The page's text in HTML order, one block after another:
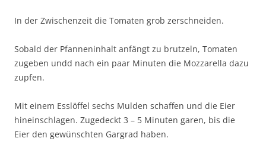
In der Zwischenzeit die Tomaten grob zerschneiden.
Sobald der Pfanneninhalt anfängt zu brutzeln, Tomaten
zugeben undd nach ein paar Minuten die Mozzarella dazu
zupfen.
Mit einem Esslöffel sechs Mulden schaffen und die Eier
hineinschlagen. Zugedeckt 3 – 5 Minuten garen, bis die
Eier den gewünschten Gargrad haben.